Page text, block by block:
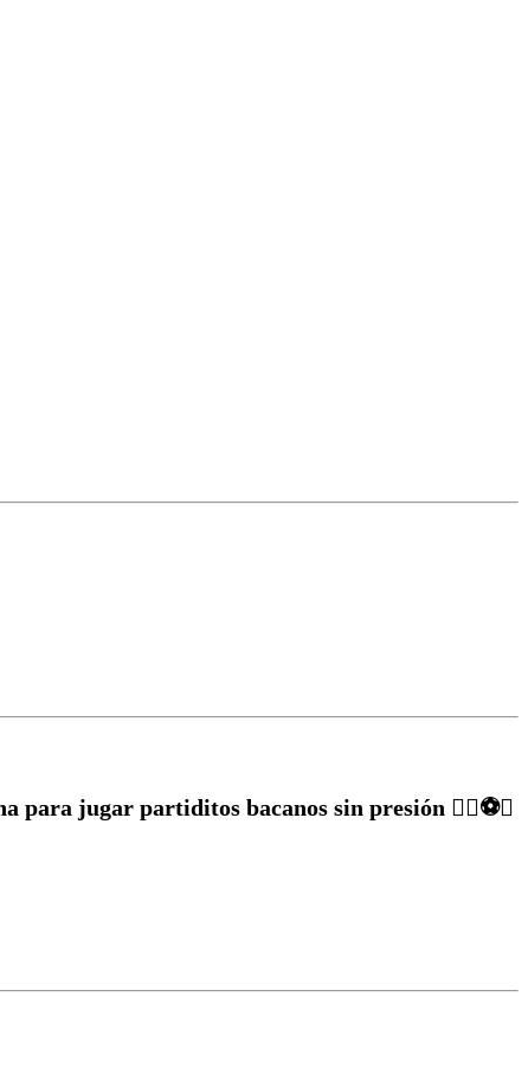
para jugar partiditos bacanos sin presión ✌🏽⚽️🥅